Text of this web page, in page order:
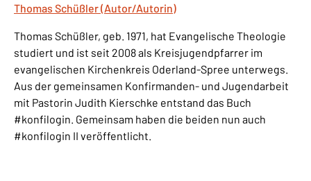
Thomas Schüßler (Autor/Autorin)
Thomas Schüßler, geb. 1971, hat Evangelische Theologie
studiert und ist seit 2008 als Kreisjugendpfarrer im
evangelischen Kirchenkreis Oderland-Spree unterwegs.
Aus der gemeinsamen Konfirmanden- und Jugendarbeit
mit Pastorin Judith Kierschke entstand das Buch
#konfilogin. Gemeinsam haben die beiden nun auch
#konfilogin II veröffentlicht.